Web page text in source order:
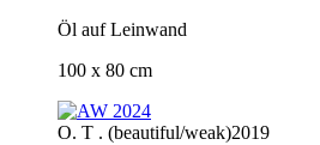
Öl auf Leinwand
100 x 80 cm
O. T . (beautiful/weak)2019